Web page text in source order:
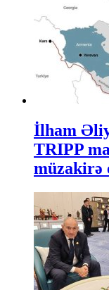
İlham
TRIPP
müzakirə